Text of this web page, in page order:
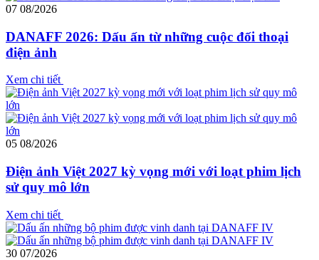
07 08/2026
DANAFF 2026: Dấu ấn từ những cuộc đối thoại
điện ảnh
Xem chi tiết
05 08/2026
Điện ảnh Việt 2027 kỳ vọng mới với loạt phim lịch
sử quy mô lớn
Xem chi tiết
30 07/2026